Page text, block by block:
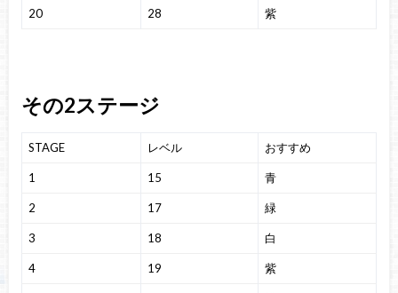
20 28 紫
その2ステージ
STAGE レベル おすすめ
1 15 青
2 17 緑
3 18 白
4 19 紫